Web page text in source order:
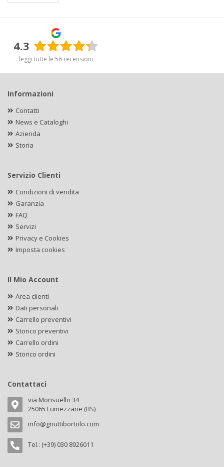
4.3
leggi tutte le 56 recensioni
Informazioni
Contatti
News e Cataloghi
Azienda
Storia
Servizio Clienti
Condizioni di vendita
Garanzia
FAQ
Servizi
Privacy e Cookies
Imposta cookies
Il Mio Account
Area clienti
Dati personali
Carrello preventivi
Storico preventivi
Carrello ordini
Storico ordini
Contattaci
via Monsuello 34
25065 Lumezzane (BS)
info@gnuttibortolo.com
Tel.: (+39) 030 8926011